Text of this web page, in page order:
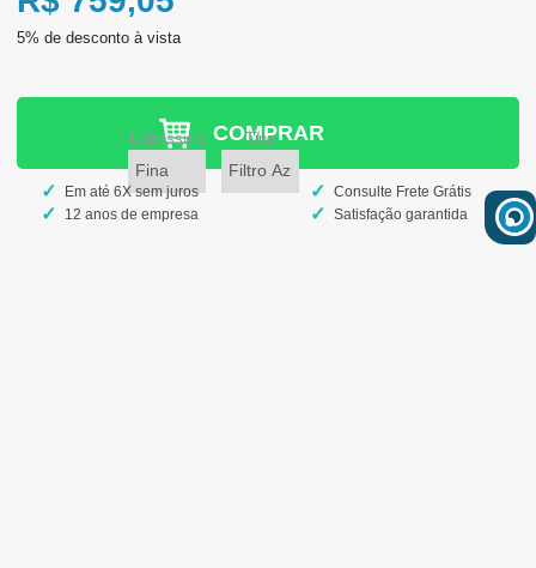
se
espessura tipo
COMPRAR
Em até 6X sem juros
12 anos de empresa
Consulte Frete Grátis
Satisfação garantida